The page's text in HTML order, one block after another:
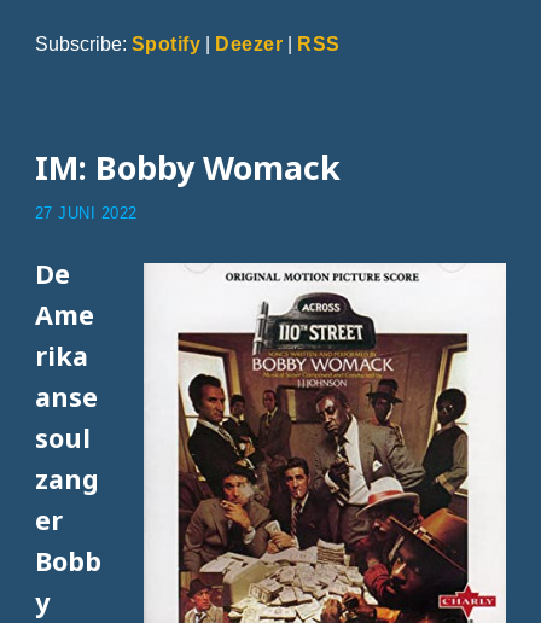
Subscribe: Spotify | Deezer | RSS
IM: Bobby Womack
27 JUNI 2022
De
Ame
rika
anse
soul
zang
er
Bobb
y